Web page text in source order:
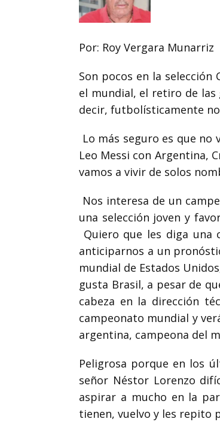
Por: Roy Vergara Munarriz
Son pocos en la
el mundial, el retiro de las
decir, futbolísticamente
Lo más seguro es que no
Leo Messi con Argentina,
vamos a vivir de solos
Nos interesa de un
una selección joven y
Quiero que les diga una
anticiparnos a un
mundial de Estados
gusta Brasil, a pesar de
cabeza en la dirección
campeonato mundial y
argentina, campeona del
Peligrosa porque en los
señor Néstor Lorenzo
aspirar a mucho en la
tienen, vuelvo y les repito